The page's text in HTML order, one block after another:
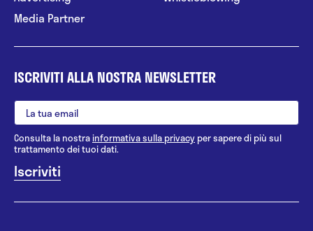
Media Partner
ISCRIVITI ALLA NOSTRA NEWSLETTER
Consulta la nostrainformativa sulla privacy per sapere di più sul
trattamento dei tuoi dati.